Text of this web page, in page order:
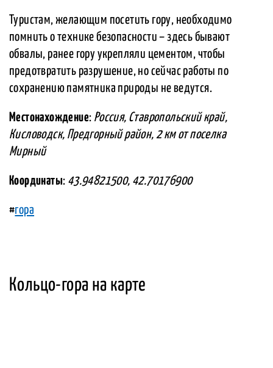
Туристам, желающим посетить гору, необходимо
помнить о технике безопасности – здесь бывают
обвалы, ранее гору укрепляли цементом, чтобы
предотвратить разрушение, но сейчас работы по
сохранению памятника природы не ведутся.
Местонахождение: Россия, Ставропольский край,
Кисловодск, Предгорный район, 2 км от поселка
Мирный
Координаты: 43.94821500, 42.70176900
#гора
Кольцо-гора на карте